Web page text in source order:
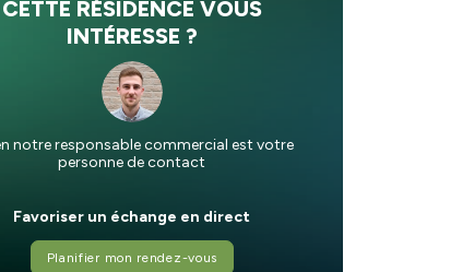
CETTE RÉSIDENCE VOUS
INTÉRESSE ?
notre responsable commercial est votre
personne de contact
Favoriser un échange en direct
Planifier mon rendez-vous